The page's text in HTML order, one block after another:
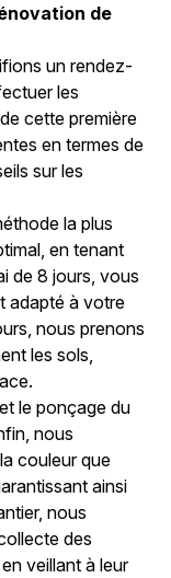
de
un rendez-
les
cette première
en termes de
sur les
la plus
en tenant
de 8 jours, vous
adapté à votre
nous prenons
les sols,
le ponçage du
nous
couleur que
ainsi
nous
des
veillant à leur